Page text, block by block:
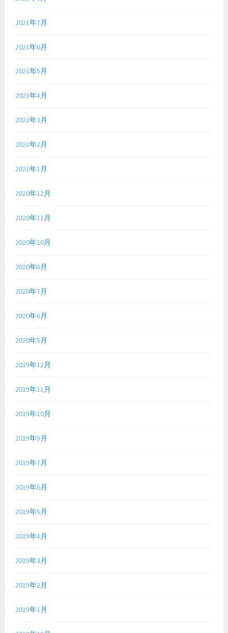
2021年7月
2021年6月
2021年5月
2021年4月
2021年3月
2021年2月
2021年1月
2020年12月
2020年11月
2020年10月
2020年8月
2020年7月
2020年6月
2020年5月
2019年12月
2019年11月
2019年10月
2019年9月
2019年7月
2019年6月
2019年5月
2019年4月
2019年3月
2019年2月
2019年1月